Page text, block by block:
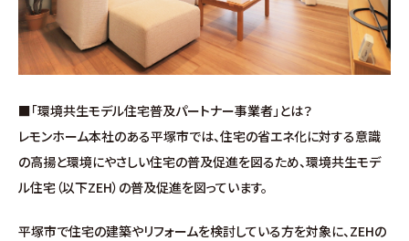
∟はじめての方へ
∟性能 / 耐震・制震性能
∟保証・アフターフォロー
■「環境共生モデル住宅普及パートナー事業者」とは？
レモンホーム本社のある平塚市では、住宅の省エネ化に対する意識
の高揚と環境にやさしい住宅の普及促進を図るため、環境共生モデ
ル住宅（以下ZEH）の普及促進を図っています。
平塚市で住宅の建築やリフォームを検討している方を対象に、ZEHの